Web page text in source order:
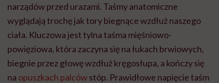
narządów przed urazami. Taśmy anatomiczne
wyglądają trochę jak tory biegnące wzdłuż naszego
ciała. Kluczowa jest tylna taśma mięśniowo-
powięziowa, która zaczyna się na łukach brwiowych,
biegnie przez głowę wzdłuż kręgosłupa, a kończy się
na opuszkach palcówstóp. Prawidłowe napięcie taśm